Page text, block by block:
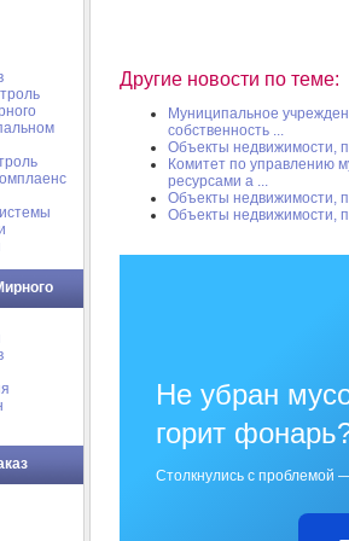
Другие новости по теме:
Муниципальное
собственность ...
Объекты недвижимости,
Комитет по управлению
ресурсами а ...
Объекты недвижимости,
Объекты недвижимости,
Не убран
горит
Столкнулись с проблемой